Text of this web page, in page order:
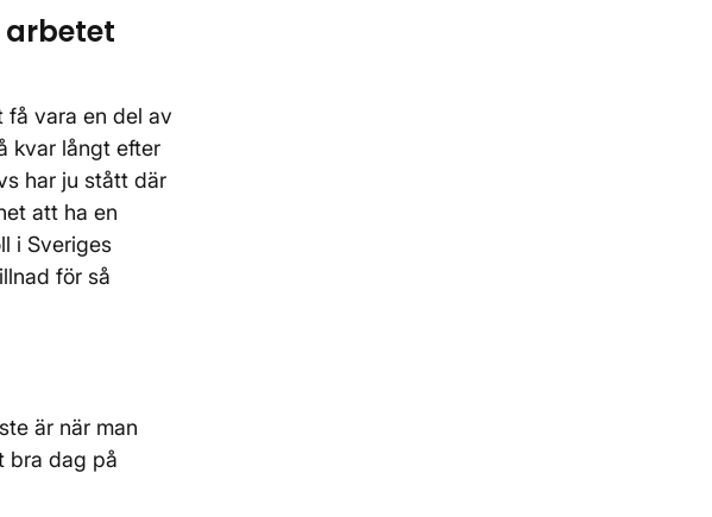
arbetet
vara en del av
kvar långt efter
har ju stått där
att ha en
i Sveriges
för så
är när man
bra dag på